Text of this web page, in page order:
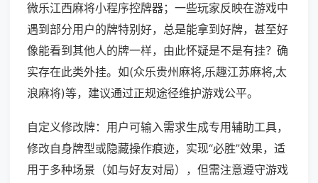
微乐江西麻将小程序控牌器；一些玩家反映在游戏中
遇到部分用户的牌特别好，总是能拿到好牌，甚至好
像能看到其他人的牌一样，由此怀疑是不是有挂？确
实存在此类外挂。如(众乐贵州麻将,乐趣江苏麻将,太
浪麻将)等，建议通过正规途径维护游戏公平。
自定义修改牌：用户可输入需求生成专用辅助工具，
修改自身牌型或隐藏操作痕迹，实现“必胜”效果，适
用于多种场景（如与好友对局），但需注意遵守游戏